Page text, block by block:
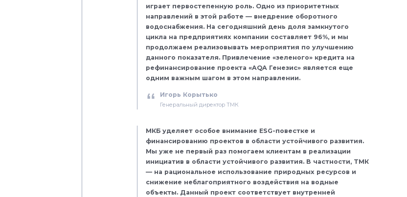
играет первостепенную роль. Одно из приоритетных
направлений в этой работе — внедрение оборотного
водоснабжения. На сегодняшний день доля замкнутого
цикла на предприятиях компании составляет 96%, и мы
продолжаем реализовывать мероприятия по улучшению
данного показателя. Привлечение «зеленого» кредита на
рефинансирование проекта «AQA Генезис» является еще
одним важным шагом в этом направлении.
Игорь Корытько
Генеральный директор ТМК
МКБ уделяет особое внимание ESG-повестке и
финансированию проектов в области устойчивого развития.
Мы уже не первый раз помогаем клиентам в реализации
инициатив в области устойчивого развития. В частности, ТМК
— на рациональное использование природных ресурсов и
снижение неблагоприятного воздействия на водные
объекты. Данный проект соответствует внутренней